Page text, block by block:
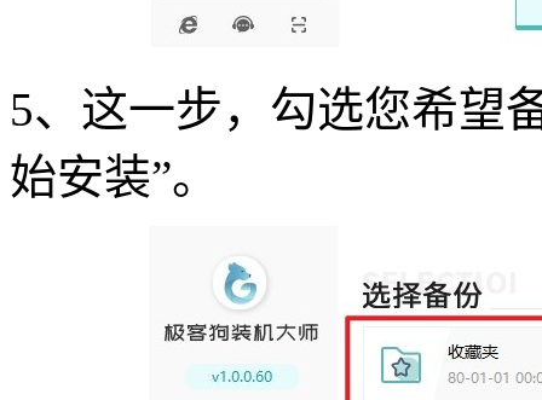
5、这一步，勾选您希望
始安装”。